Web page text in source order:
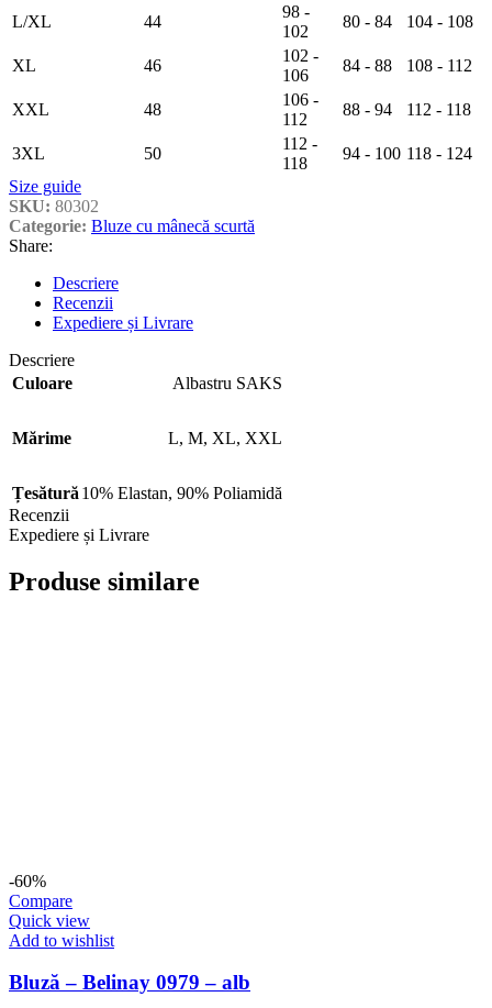
L/XL
44
98 -
102
80 - 84 104 - 108
XL 46
102 -
106
84 - 88 108 - 112
XXL 48
106 -
112
88 - 94 112 - 118
3XL 50
112 -
118
94 - 100 118 - 124
Size guide
SKU: 80302
Categorie: Bluze cu mânecă scurtă
Share:
Descriere
Recenzii
Expediere și Livrare
Descriere
Culoare
Albastru SAKS
Mărime L, M, XL, XXL
Țesătură 10% Elastan, 90% Poliamidă
Recenzii
Expediere și Livrare
Produse similare
-60%
Compare
Quick view
Add to wishlist
Bluză – Belinay 0979 – alb